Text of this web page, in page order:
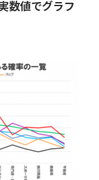
数値でグラフ